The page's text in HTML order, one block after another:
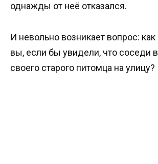
однажды от неё отказался.
И невольно возникает вопрос:
вы, если бы увидели, что соседи
своего старого питомца на улицу?